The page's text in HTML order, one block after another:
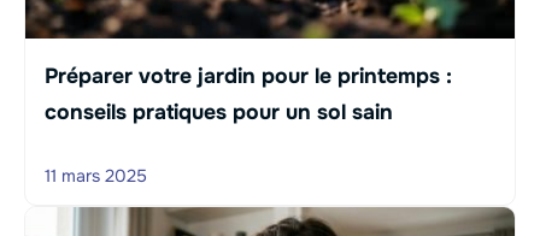
Préparer votre jardin pour le printemps :
conseils pratiques pour un sol sain
11 mars 2025